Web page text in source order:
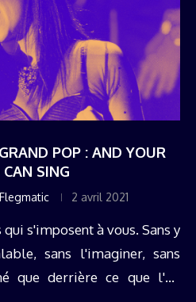
POP : AND YOUR
CAN SING
Flegmatic 2 avril 2021
s'imposent à vous. Sans y
sans l'imaginer, sans
que derrière ce que l'on